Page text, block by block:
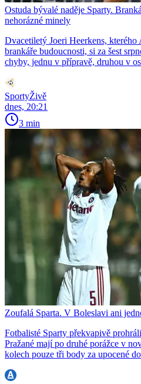
Ostuda bývalé naděje Sparty.
nehorázné minely
Dvacetiletý Joeri Heerkens,
brankáře budoucnosti, si za šest
chyby, jednu v přípravě, druhou v
SportyŽivě
dnes, 20:21
3 min
Zoufalá Sparta. V Boleslavi ani
Fotbalisté Sparty překvapivě
Pražané mají po druhé porážce v
kolech pouze tři body za upocené